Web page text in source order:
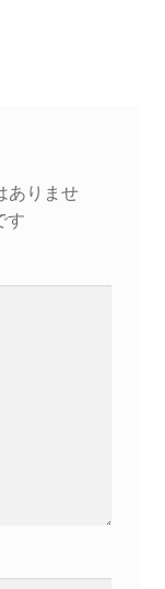
ありませ
す